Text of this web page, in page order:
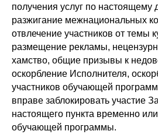
получения услуг по настоящему
разжигание межнациональных
отвлечение участников от темы
размещение рекламы,
хамство, общие призывы к
оскорбление Исполнителя,
участников обучающей
вправе заблокировать участие
настоящего пункта временно
обучающей программы.